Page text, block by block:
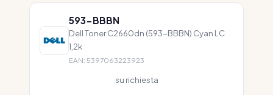
593-BBBN
Dell Toner C2660dn (593-BBBN) Cyan LC
1,2k
EAN: 5397063223923
su richiesta